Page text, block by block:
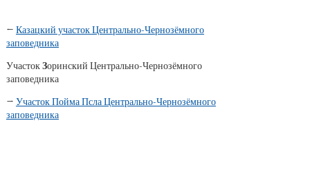
← Казацкий участок Центрально-Чернозёмного
заповедника
УчастокЗоринский Центрально-Чернозёмного
заповедника
→ Участок Пойма Псла Центрально-Чернозёмного
заповедника